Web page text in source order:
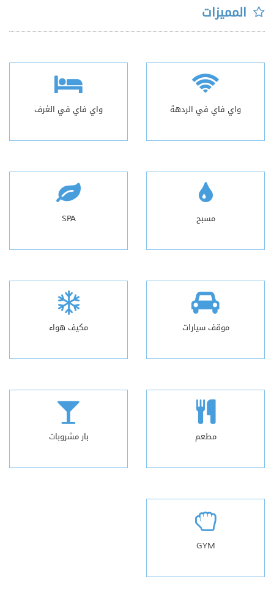
المميزات
واي فاي في الردهة واي فاي في الغرف
مسبح SPA
موقف سيارات مكيف هواء
مطعم بار مشروبات
GYM